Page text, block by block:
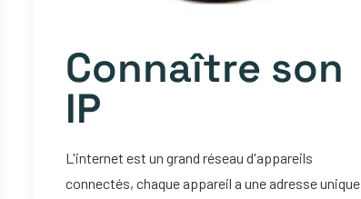
Connaître son
IP
L'internet est un grand réseau d'appareils
connectés, chaque appareil a une adresse unique